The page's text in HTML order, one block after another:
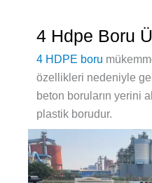
4 Hdpe Boru
4 HDPE boru
özellikleri nedeniyle
beton boruların yerini
plastik borudur.